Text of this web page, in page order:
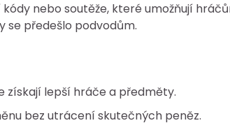
nebo soutěže, které umožňují
se předešlo podvodům.
získají lepší hráče a předměty.
bez utrácení skutečných peněz.